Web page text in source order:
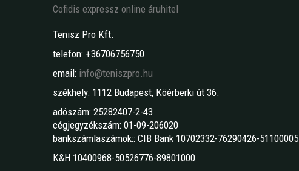
Cofidis expressz online áruhitel
Tenisz Pro Kft.
telefon: +36706756750
email: info@teniszpro.hu
székhely: 1112 Budapest, Köérberki út 36.
adószám: 25282407-2-43
cégjegyzékszám: 01-09-206020
bankszámlaszámok:: CIB Bank 10702332-76290426-51100005
K&H 10400968-50526776-89801000